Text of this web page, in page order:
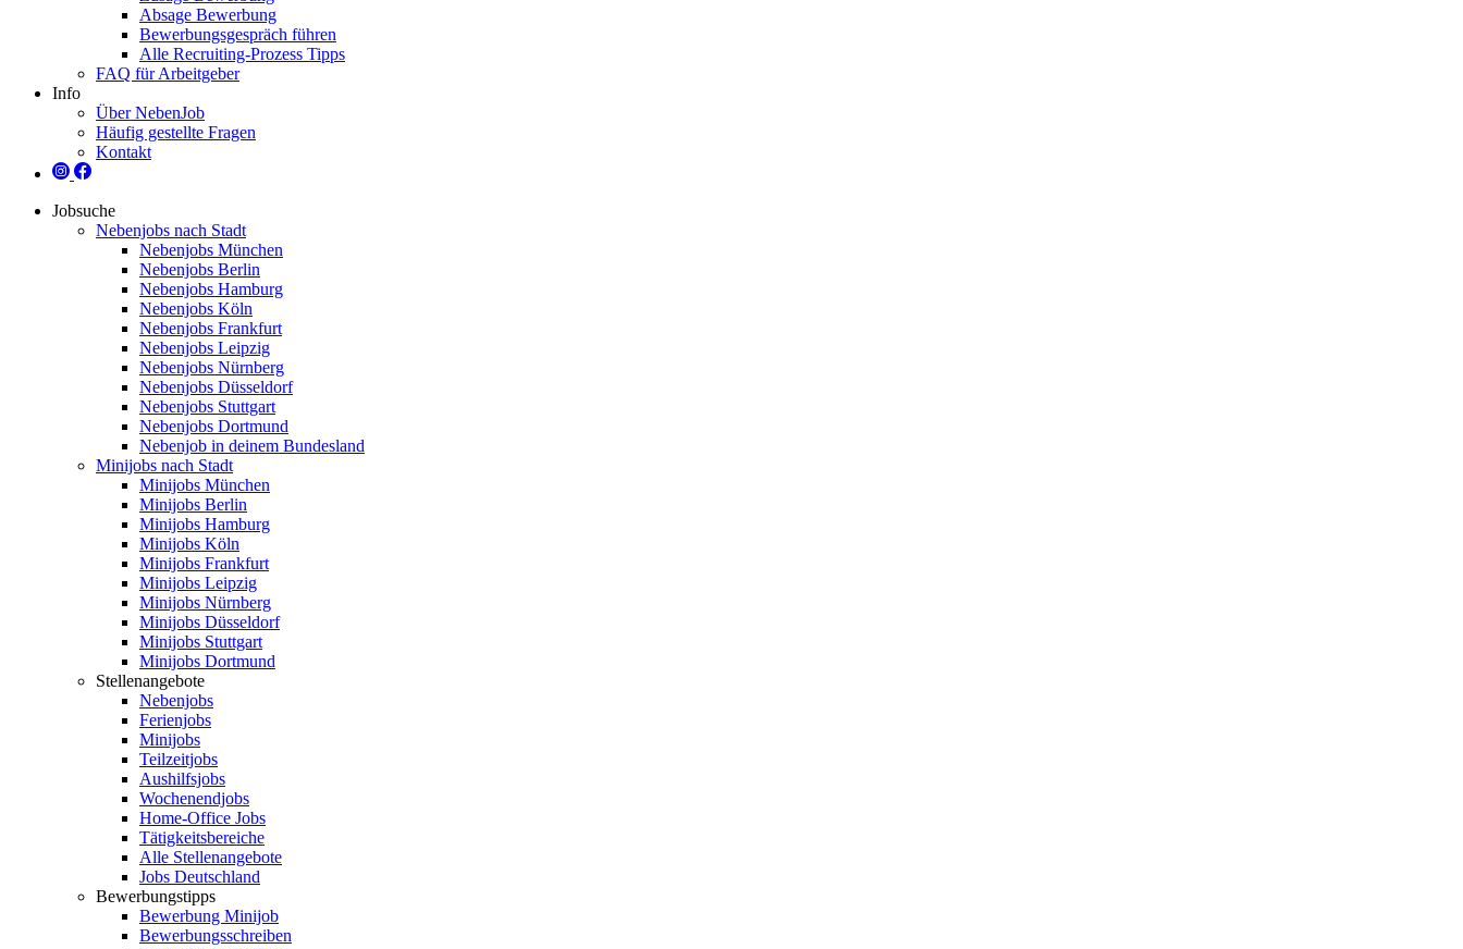
Absage Bewerbung
Bewerbungsgespräch führen
Alle Recruiting-Prozess Tipps
FAQ für Arbeitgeber
Info
Über NebenJob
Häufig gestellte Fragen
Kontakt
Jobsuche
Nebenjobs nach Stadt
Nebenjobs München
Nebenjobs Berlin
Nebenjobs Hamburg
Nebenjobs Köln
Nebenjobs Frankfurt
Nebenjobs Leipzig
Nebenjobs Nürnberg
Nebenjobs Düsseldorf
Nebenjobs Stuttgart
Nebenjobs Dortmund
Nebenjob in deinem Bundesland
Minijobs nach Stadt
Minijobs München
Minijobs Berlin
Minijobs Hamburg
Minijobs Köln
Minijobs Frankfurt
Minijobs Leipzig
Minijobs Nürnberg
Minijobs Düsseldorf
Minijobs Stuttgart
Minijobs Dortmund
Stellenangebote
Nebenjobs
Ferienjobs
Minijobs
Teilzeitjobs
Aushilfsjobs
Wochenendjobs
Home-Office Jobs
Tätigkeitsbereiche
Alle Stellenangebote
Jobs Deutschland
Bewerbungstipps
Bewerbung Minijob
Bewerbungsschreiben